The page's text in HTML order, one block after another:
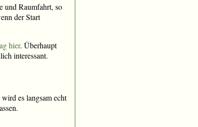
und Raumfahrt, so
der Start
hier. Überhaupt
interessant.
es langsam echt